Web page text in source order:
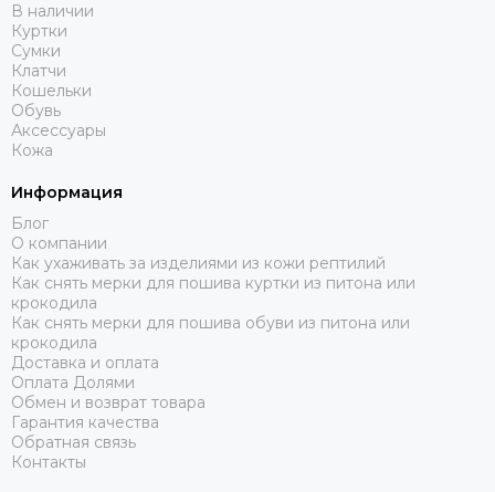
В наличии
Куртки
Сумки
Клатчи
Кошельки
Обувь
Аксессуары
Кожа
Информация
Блог
О компании
Как ухаживать за изделиями из кожи рептилий
Как снять мерки для пошива куртки из питона или
крокодила
Как снять мерки для пошива обуви из питона или
крокодила
Доставка и оплата
Оплата Долями
Обмен и возврат товара
Гарантия качества
Обратная связь
Контакты